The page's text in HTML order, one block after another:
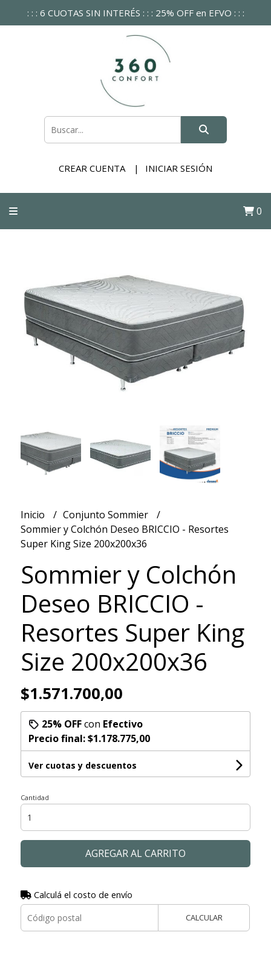
: : : 6 CUOTAS SIN INTERÉS : : : 25% OFF en EFVO : : :
CREAR CUENTA INICIAR SESIÓN
0
Inicio
Conjunto Sommier
Sommier y Colchón Deseo BRICCIO - Resortes
Super King Size 200x200x36
Sommier y Colchón
Deseo BRICCIO -
Resortes Super King
Size 200x200x36
$1.571.700,00
25% OFFcon Efectivo
Precio final:$1.178.775,00
Ver cuotas y descuentos
Cantidad
AGREGAR AL CARRITO
Calculá el costo de envío
CALCULAR